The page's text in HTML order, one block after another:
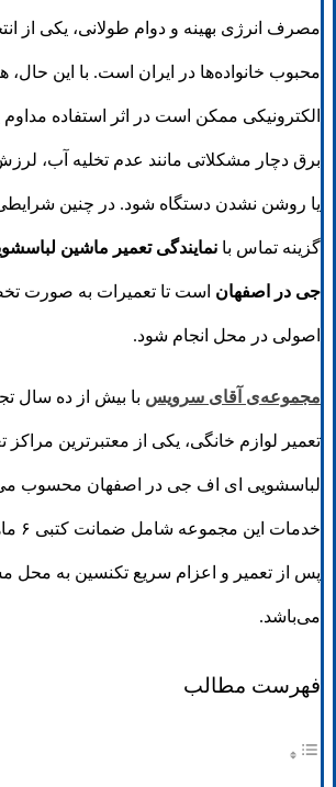
مصرف انرژی بهینه و دوام طولانی، یکی از
محبوب خانواده‌ها در ایران است. با این حال،
الکترونیکی ممکن است در اثر استفاده مداوم
برق دچار مشکلاتی مانند عدم تخلیه آب،
یا روشن نشدن دستگاه شود. در چنین
گزینه تماس با نمایندگی تعمیر ماشین
جی در اصفهان است تا تعمیرات به صورت
اصولی در محل انجام شود.
مجموعه‌ی آقای سرویس با بیش از ده سال
تعمیر لوازم خانگی، یکی از معتبرترین مراکز
لباسشویی ای اف جی در اصفهان محسوب
خدمات
پس از تعمیر و اعزام سریع تکنسین به محل
می‌باشد.
فهرست مطالب